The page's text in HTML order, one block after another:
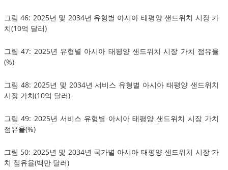
그림 46: 2025년 및 2034년 유형별 아시아 태평양 샌드위치 시장 가
치(10억 달러)
그림 47: 2025년 유형별 아시아 태평양 샌드위치 시장 가치 점유율
(%)
그림 48: 2025년 및 2034년 서비스 유형별 아시아 태평양 샌드위치
시장 가치(10억 달러)
그림 49: 2025년 서비스 유형별 아시아 태평양 샌드위치 시장 가치
점유율(%)
그림 50: 2025년 및 2034년 국가별 아시아 태평양 샌드위치 시장 가
치 점유율(백만 달러)